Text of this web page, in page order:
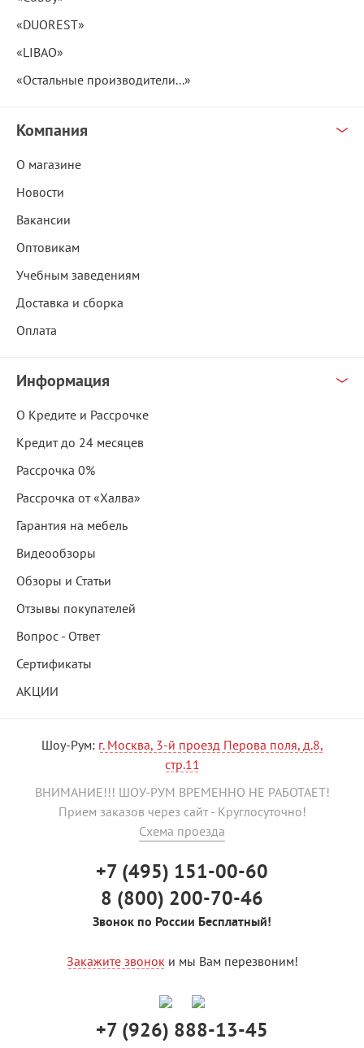
«DUOREST»
«LIBAO»
«Остальные производители...»
Компания
О магазине
Новости
Вакансии
Оптовикам
Учебным заведениям
Доставка и сборка
Оплата
Информация
О Кредите и Рассрочке
Кредит до 24 месяцев
Рассрочка 0%
Рассрочка от «Халва»
Гарантия на мебель
Видеообзоры
Обзоры и Статьи
Отзывы покупателей
Вопрос - Ответ
Сертификаты
АКЦИИ
Шоу-Рум: г. Москва, 3-й проезд Перова поля, д.8,
стр.11
ВНИМАНИЕ!!! ШОУ-РУМ ВРЕМЕННО НЕ РАБОТАЕТ!
Прием заказов через сайт - Круглосуточно!
Схема проезда
+7 (495) 151-00-60
8 (800) 200-70-46
Звонок по России Бесплатный!
Закажите звонок и мы Вам перезвоним!
+7 (926) 888-13-45